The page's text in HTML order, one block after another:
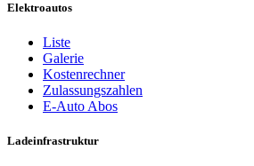
Elektroautos
Liste
Galerie
Kostenrechner
Zulassungszahlen
E-Auto Abos
Ladeinfrastruktur